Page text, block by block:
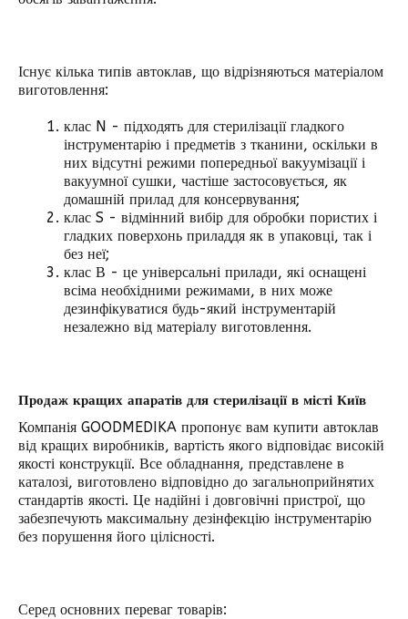
Існує кілька типів автоклав, що відрізняються матеріалом
виготовлення:
клас N - підходять для стерилізації гладкого
інструментарію і предметів з тканини, оскільки в
них відсутні режими попередньої вакуумізації і
вакуумної сушки, частіше застосовується, як
домашній прилад для консервування;
клас S - відмінний вибір для обробки пористих і
гладких поверхонь приладдя як в упаковці, так і
без неї;
клас В - це універсальні прилади, які оснащені
всіма необхідними режимами, в них може
дезинфікуватися будь-який інструментарій
незалежно від матеріалу виготовлення.
Продаж кращих апаратів для стерилізації в місті Київ
Компанія GOODMEDIKA пропонує вам купити автоклав
від кращих виробників, вартість якого відповідає високій
якості конструкції. Все обладнання, представлене в
каталозі, виготовлено відповідно до загальноприйнятих
стандартів якості. Це надійні і довговічні пристрої, що
забезпечують максимальну дезінфекцію інструментарію
без порушення його цілісності.
Серед основних переваг товарів: